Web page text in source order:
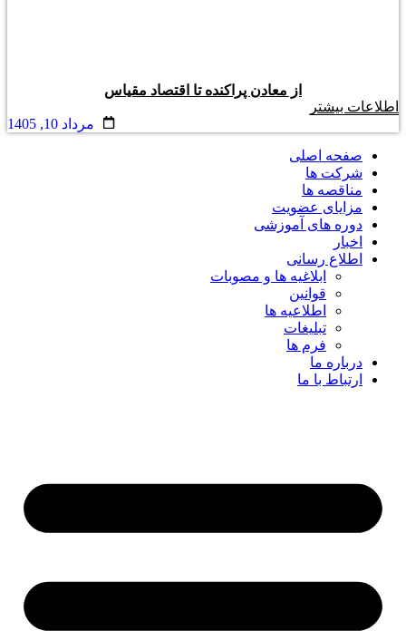
از معادن پراکنده تا اقتصاد مقیاس
اطلاعات بیشتر
مرداد 10, 1405
صفحه اصلی
شرکت ها
مناقصه ها
مزایای عضویت
دوره های آموزشی
اخبار
اطلاع رسانی
ابلاغیه ها و مصوبات
قوانین
اطلاعیه ها
تبلیغات
فرم ها
درباره ما
ارتباط با ما